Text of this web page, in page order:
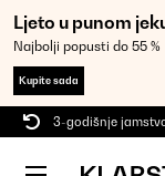
Ljeto u punom
Najbolji popusti do 55 %
Kupite sada
3-godišnje